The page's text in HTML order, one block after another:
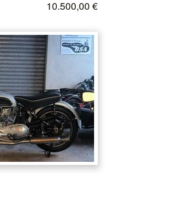
10.500,00 €